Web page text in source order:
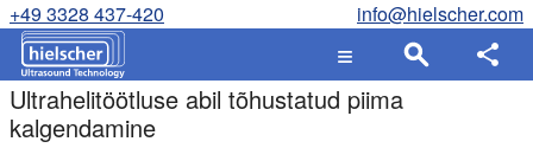
+49 3328 437-420 info@hielscher.com
Ultrahelitöötluse abil tõhustatud piima
kalgendamine